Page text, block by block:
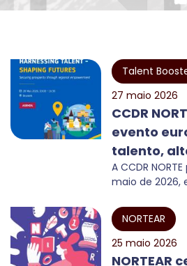
Talent
27 maio 2026
CCDR
evento
talento,
A CCDR
maio de 2026,
NORTEAR
25 maio 2026
NORTEAR